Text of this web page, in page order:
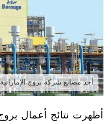
أحد مصانع شركة بروج
أظهرت نتائج أعمال بروج